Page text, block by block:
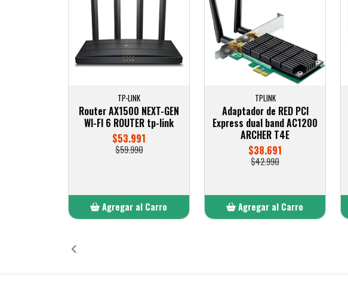
TP-LINK
Router AX1500 NEXT-GEN
WI-FI 6 ROUTER tp-link
$53.991
$59.990
Agregar al Carro
TPLINK
Adaptador de RED PCI
Express dual band AC1200
ARCHER T4E
$38.691
$42.990
Agregar al Carro